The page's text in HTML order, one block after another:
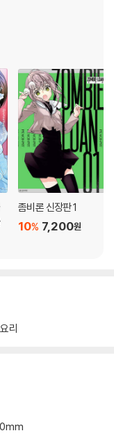
좀비론 신장판 1
7,200원
10%
요리